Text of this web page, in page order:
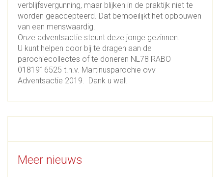
verblijfsvergunning, maar blijken in de praktijk niet te
worden geaccepteerd. Dat bemoeilijkt het opbouwen
van een menswaardig.
Onze adventsactie steunt deze jonge gezinnen.
U kunt helpen door bij te dragen aan de
parochiecollectes of te doneren NL78 RABO
0181916525 t.n.v. Martinusparochie ovv
Adventsactie 2019. Dank u wel!
Meer nieuws